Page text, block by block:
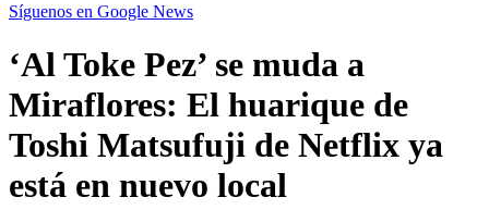
Síguenos en Google News
‘Al Toke Pez’ se muda a
Miraflores: El huarique de
Toshi Matsufuji de Netflix ya
está en nuevo local